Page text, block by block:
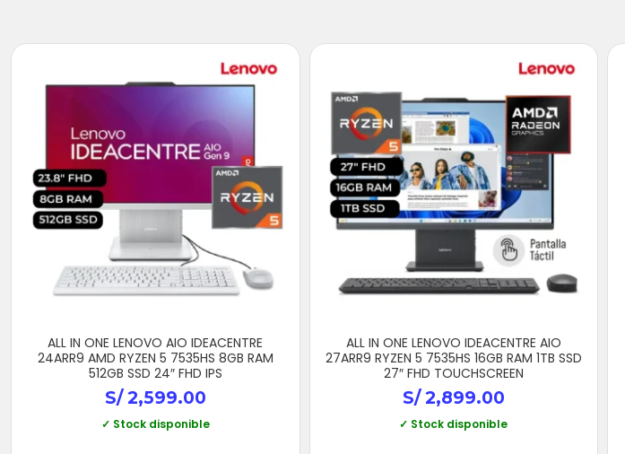
ALL IN ONE LENOVO AIO IDEACENTRE
24ARR9 AMD RYZEN 5 7535HS 8GB RAM
512GB SSD 24″ FHD IPS
S/2,599.00
✓ Stock disponible
ALL IN ONE LENOVO IDEACENTRE AIO
27ARR9 RYZEN 5 7535HS 16GB RAM 1TB SSD
27″ FHD TOUCHSCREEN
S/2,899.00
✓ Stock disponible